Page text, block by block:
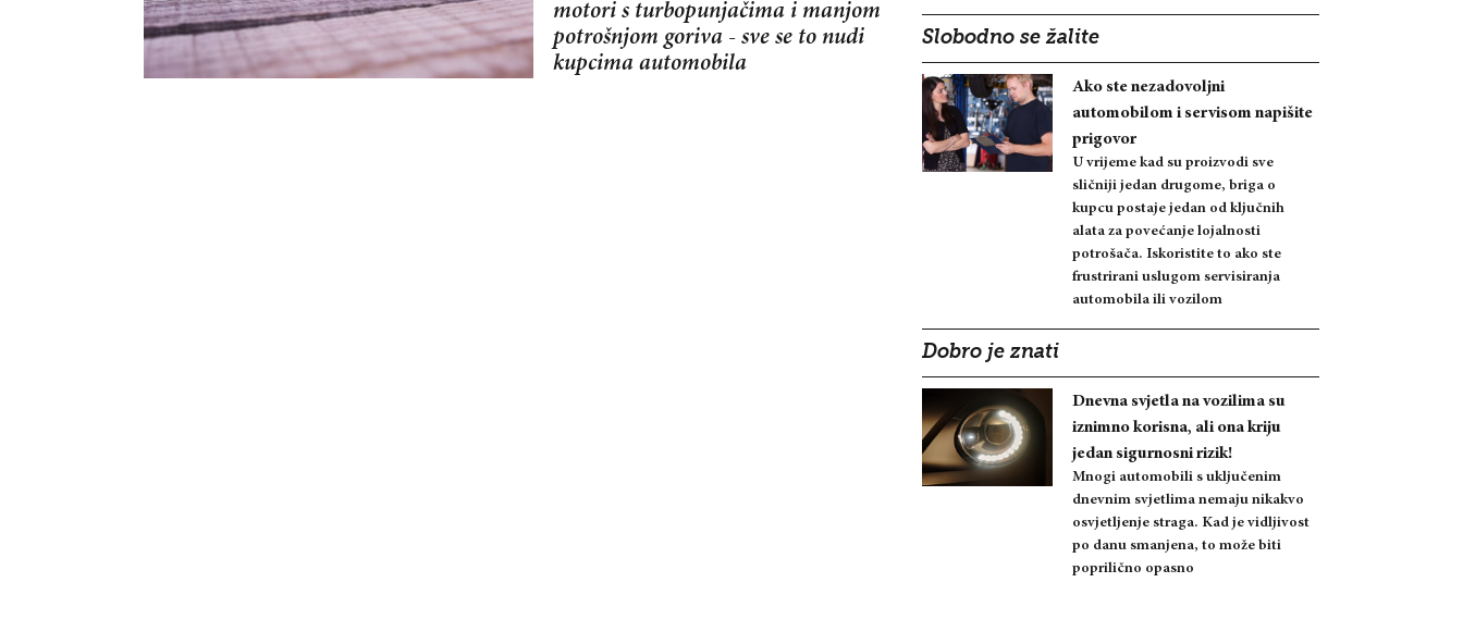
motori s turbopunjačima i manjom
potrošnjom goriva - sve se to nudi
kupcima automobila
Slobodno se žalite
Ako ste nezadovoljni
automobilom i servisom napišite
prigovor
U vrijeme kad su proizvodi sve
sličniji jedan drugome, briga o
kupcu postaje jedan od ključnih
alata za povećanje lojalnosti
potrošača. Iskoristite to ako ste
frustrirani uslugom servisiranja
automobila ili vozilom
Dobro je znati
Dnevna svjetla na vozilima su
iznimno korisna, ali ona kriju
jedan sigurnosni rizik!
Mnogi automobili s uključenim
dnevnim svjetlima nemaju nikakvo
osvjetljenje straga. Kad je vidljivost
po danu smanjena, to može biti
poprilično opasno